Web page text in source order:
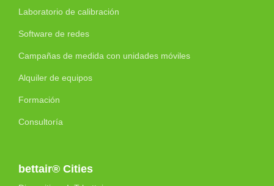
Laboratorio de calibración
Software de redes
Campañas de medida con unidades móviles
Alquiler de equipos
Formación
Consultoría
bettair® Cities